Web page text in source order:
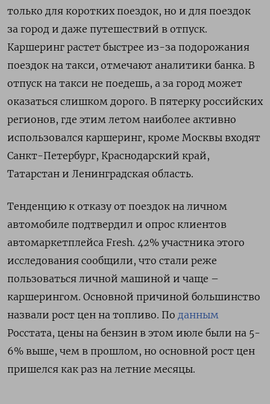
только для коротких поездок, но и для поездок
за город и даже путешествий в отпуск.
Каршеринг растет быстрее из-за подорожания
поездок на такси, отмечают аналитики банка. В
отпуск на такси не поедешь, а за город может
оказаться слишком дорого. В пятерку российских
регионов, где этим летом наиболее активно
использовался каршеринг, кроме Москвы входят
Санкт-Петербург, Краснодарский край,
Татарстан и Ленинградская область.
Тенденцию к отказу от поездок на личном
автомобиле подтвердил и опрос клиентов
автомаркетплейса Fresh. 42% участника этого
исследования сообщили, что стали реже
пользоваться личной машиной и чаще –
каршерингом. Основной причиной большинство
назвали рост цен на топливо. По данным
Росстата, цены на бензин в этом июле были на 5-
6% выше, чем в прошлом, но основной рост цен
пришелся как раз на летние месяцы.